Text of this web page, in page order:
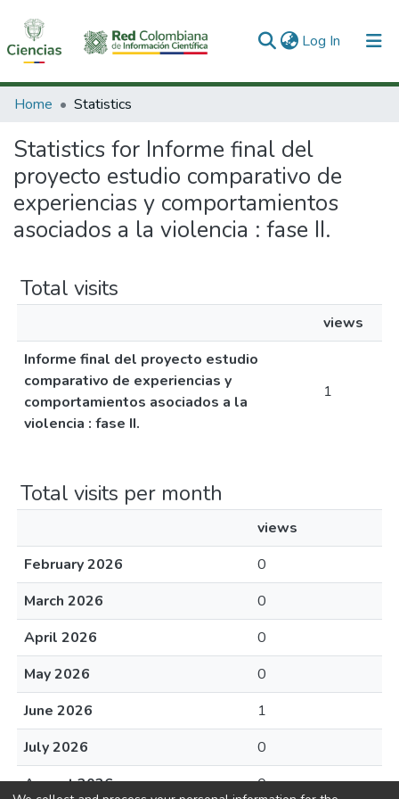
Log In (current)
Communities & Collections
All of DSpace
Home Statistics
Statistics for Informe final del
proyecto estudio comparativo de
experiencias y comportamientos
asociados a la violencia : fase II.
Total visits
views
Informe final del proyecto estudio
comparativo de experiencias y
comportamientos asociados a la
violencia : fase II.
1
Total visits per month
views
February 2026
0
March 2026
0
April 2026
0
May 2026
0
June 2026
1
July 2026
0
August 2026
0